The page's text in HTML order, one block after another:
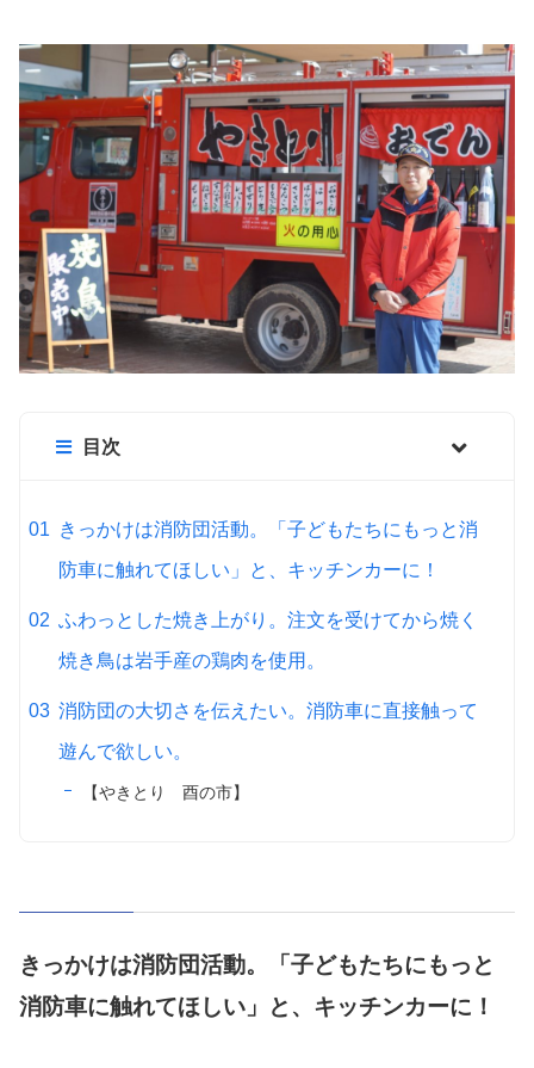
目次
きっかけは消防団活動。「子どもたちにもっと消
防車に触れてほしい」と、キッチンカーに！
ふわっとした焼き上がり。注文を受けてから焼く
焼き鳥は岩手産の鶏肉を使用。
消防団の大切さを伝えたい。消防車に直接触って
遊んで欲しい。
【やきとり 酉の市】
きっかけは消防団活動。「子どもたちにもっと
消防車に触れてほしい」と、キッチンカーに！